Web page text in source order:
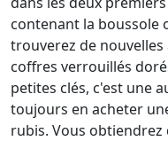
contenant la boussole
trouverez de
coffres verrouillés
petites clés, c'est une
toujours en acheter
rubis. Vous